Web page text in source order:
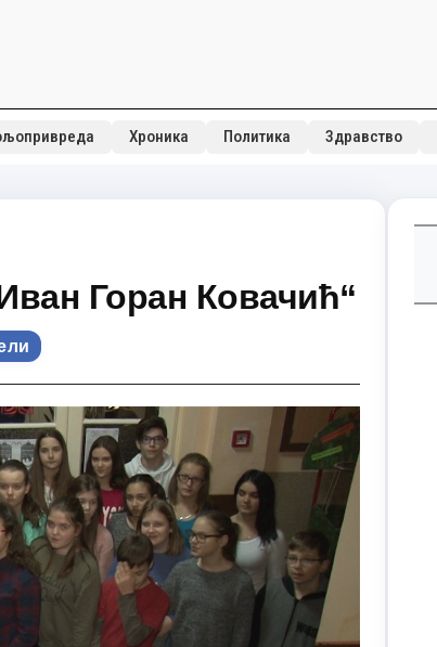
Хроника Политика Здравство
Горан Ковачић“